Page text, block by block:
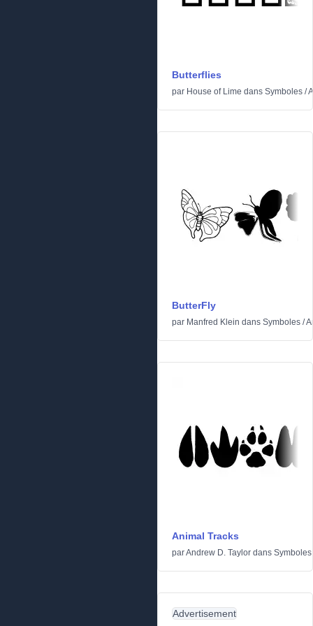
Butterflies
par House of Lime dans Symboles /
ButterFly
par Manfred Klein dans Symboles /
Animal Tracks
parAndrew D. Taylor dans Symboles
Advertisement